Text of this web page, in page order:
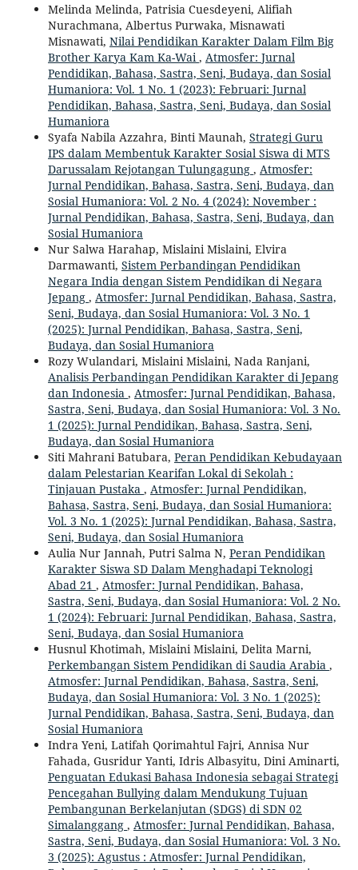
Melinda Melinda, Patrisia Cuesdeyeni, Alifiah
Nurachmana, Albertus Purwaka, Misnawati
Misnawati, Nilai Pendidikan Karakter Dalam Film Big
Brother Karya Kam Ka-Wai , Atmosfer: Jurnal
Pendidikan, Bahasa, Sastra, Seni, Budaya, dan Sosial
Humaniora: Vol. 1 No. 1 (2023): Februari: Jurnal
Pendidikan, Bahasa, Sastra, Seni, Budaya, dan Sosial
Humaniora
Syafa Nabila Azzahra, Binti Maunah, Strategi Guru
IPS dalam Membentuk Karakter Sosial Siswa di MTS
Darussalam Rejotangan Tulungagung , Atmosfer:
Jurnal Pendidikan, Bahasa, Sastra, Seni, Budaya, dan
Sosial Humaniora: Vol. 2 No. 4 (2024): November :
Jurnal Pendidikan, Bahasa, Sastra, Seni, Budaya, dan
Sosial Humaniora
Nur Salwa Harahap, Mislaini Mislaini, Elvira
Darmawanti, Sistem Perbandingan Pendidikan
Negara India dengan Sistem Pendidikan di Negara
Jepang , Atmosfer: Jurnal Pendidikan, Bahasa, Sastra,
Seni, Budaya, dan Sosial Humaniora: Vol. 3 No. 1
(2025): Jurnal Pendidikan, Bahasa, Sastra, Seni,
Budaya, dan Sosial Humaniora
Rozy Wulandari, Mislaini Mislaini, Nada Ranjani,
Analisis Perbandingan Pendidikan Karakter di Jepang
dan Indonesia , Atmosfer: Jurnal Pendidikan, Bahasa,
Sastra, Seni, Budaya, dan Sosial Humaniora: Vol. 3 No.
1 (2025): Jurnal Pendidikan, Bahasa, Sastra, Seni,
Budaya, dan Sosial Humaniora
Siti Mahrani Batubara, Peran Pendidikan Kebudayaan
dalam Pelestarian Kearifan Lokal di Sekolah :
Tinjauan Pustaka , Atmosfer: Jurnal Pendidikan,
Bahasa, Sastra, Seni, Budaya, dan Sosial Humaniora:
Vol. 3 No. 1 (2025): Jurnal Pendidikan, Bahasa, Sastra,
Seni, Budaya, dan Sosial Humaniora
Aulia Nur Jannah, Putri Salma N, Peran Pendidikan
Karakter Siswa SD Dalam Menghadapi Teknologi
Abad 21 , Atmosfer: Jurnal Pendidikan, Bahasa,
Sastra, Seni, Budaya, dan Sosial Humaniora: Vol. 2 No.
1 (2024): Februari: Jurnal Pendidikan, Bahasa, Sastra,
Seni, Budaya, dan Sosial Humaniora
Husnul Khotimah, Mislaini Mislaini, Delita Marni,
Perkembangan Sistem Pendidikan di Saudia Arabia ,
Atmosfer: Jurnal Pendidikan, Bahasa, Sastra, Seni,
Budaya, dan Sosial Humaniora: Vol. 3 No. 1 (2025):
Jurnal Pendidikan, Bahasa, Sastra, Seni, Budaya, dan
Sosial Humaniora
Indra Yeni, Latifah Qorimahtul Fajri, Annisa Nur
Fahada, Gusridur Yanti, Idris Albasyitu, Dini Aminarti,
Penguatan Edukasi Bahasa Indonesia sebagai Strategi
Pencegahan Bullying dalam Mendukung Tujuan
Pembangunan Berkelanjutan (SDGS) di SDN 02
Simalanggang , Atmosfer: Jurnal Pendidikan, Bahasa,
Sastra, Seni, Budaya, dan Sosial Humaniora: Vol. 3 No.
3 (2025): Agustus : Atmosfer: Jurnal Pendidikan,